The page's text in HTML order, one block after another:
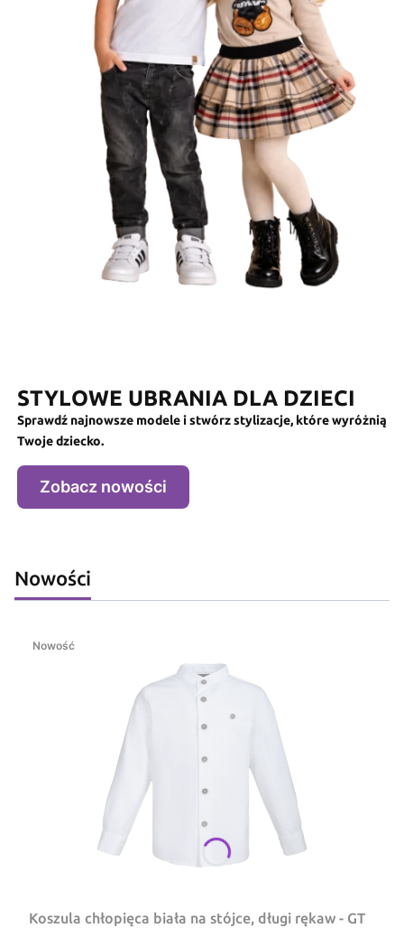
STYLOWE UBRANIA DLA DZIECI
Sprawdź najnowsze modele i stwórz stylizacje, które wyróżnią
Twoje dziecko.
Zobacz nowości
Nowości
Nowość
Koszula chłopięca biała na stójce, długi rękaw - GT